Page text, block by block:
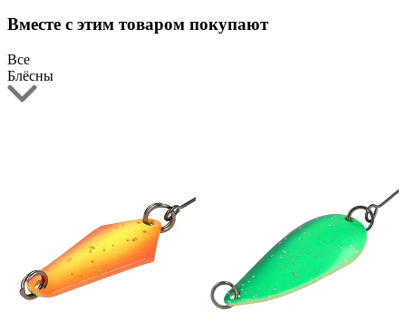
Вместе с этим товаром покупают
Все
Блёсны